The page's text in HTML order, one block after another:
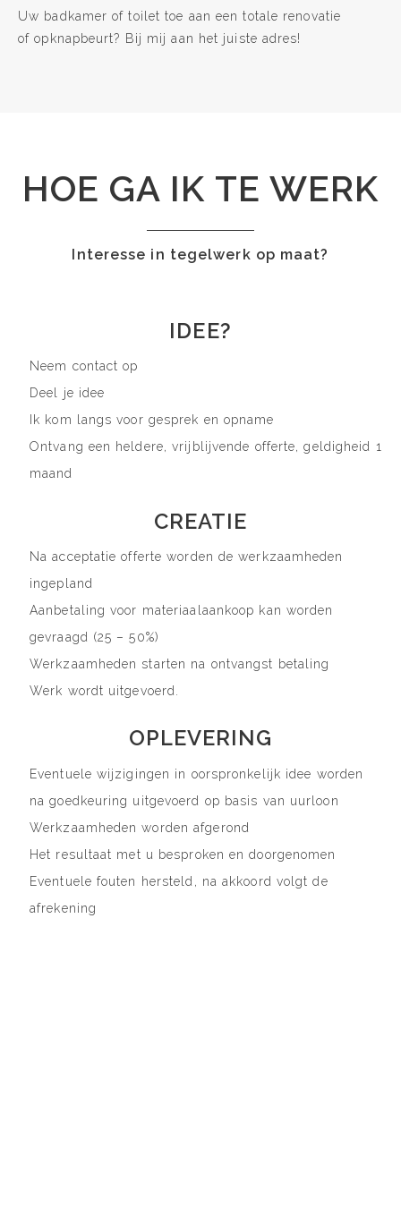
Uw badkamer of toilet toe aan een totale renovatie
of opknapbeurt? Bij mij aan het juiste adres!
HOE GA IK TE WERK
Interesse in tegelwerk op maat?
IDEE?
Neem contact op
Deel je idee
Ik kom langs voor gesprek en opname
Ontvang een heldere, vrijblijvende offerte, geldigheid 1
maand
CREATIE
Na acceptatie offerte worden de werkzaamheden
ingepland
Aanbetaling voor materiaalaankoop kan worden
gevraagd (25 – 50%)
Werkzaamheden starten na ontvangst betaling
Werk wordt uitgevoerd.
OPLEVERING
Eventuele wijzigingen in oorspronkelijk idee worden
na goedkeuring uitgevoerd op basis van uurloon
Werkzaamheden worden afgerond
Het resultaat met u besproken en doorgenomen
Eventuele fouten hersteld, na akkoord volgt de
afrekening